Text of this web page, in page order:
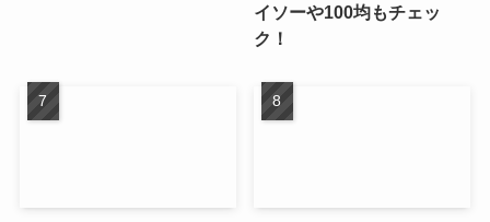
イソーや100均もチェッ
ク！